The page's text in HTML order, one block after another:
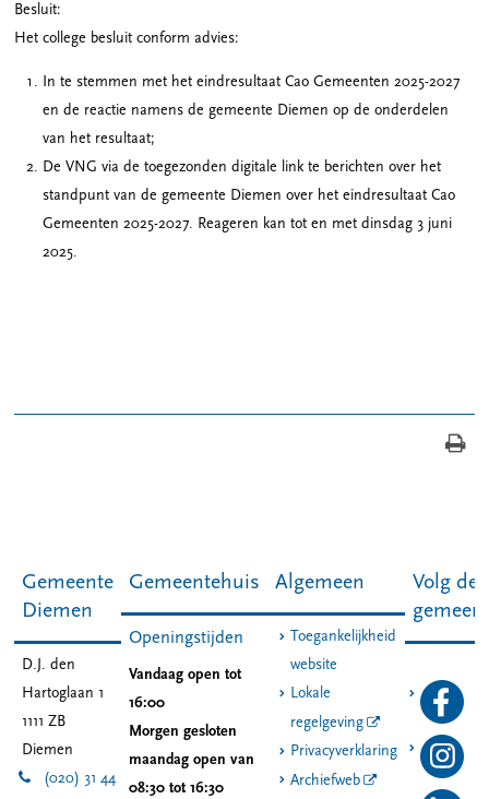
Besluit:
Het college besluit conform advies:
In te stemmen met het eindresultaat Cao Gemeenten 2025-2027
en de reactie namens de gemeente Diemen op de onderdelen
van het resultaat;
De VNG via de toegezonden digitale link te berichten over het
standpunt van de gemeente Diemen over het eindresultaat Cao
Gemeenten 2025-2027. Reageren kan tot en met dinsdag 3 juni
2025.
Gemeente
Diemen
D.J. den
Hartoglaan 1
1111 ZB
Diemen
(020) 31 44
Gemeentehuis
Openingstijden
Vandaag open tot
16:00
Morgen gesloten
maandag open van
08:30 tot 16:30
Algemeen
Toegankelijkheid
website
Lokale
regelgeving
Privacyverklaring
Archiefweb
Volg de